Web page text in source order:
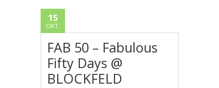
15
OKT.
FAB 50 – Fabulous
Fifty Days @
BLOCKFELD